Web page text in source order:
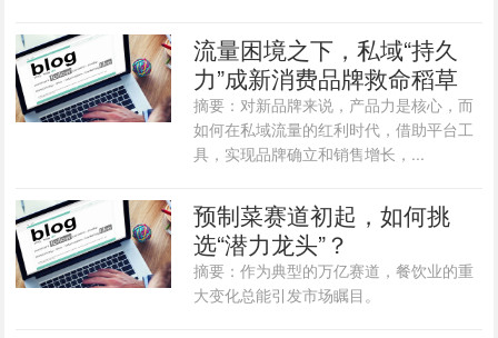
流量困境之下，私域“持久
力”成新消费品牌救命稻草
摘要：对新品牌来说，产品力是核心，而
如何在私域流量的红利时代，借助平台工
具，实现品牌确立和销售增长，...
预制菜赛道初起，如何挑
选“潜力龙头”？
摘要：作为典型的万亿赛道，餐饮业的重
大变化总能引发市场瞩目。